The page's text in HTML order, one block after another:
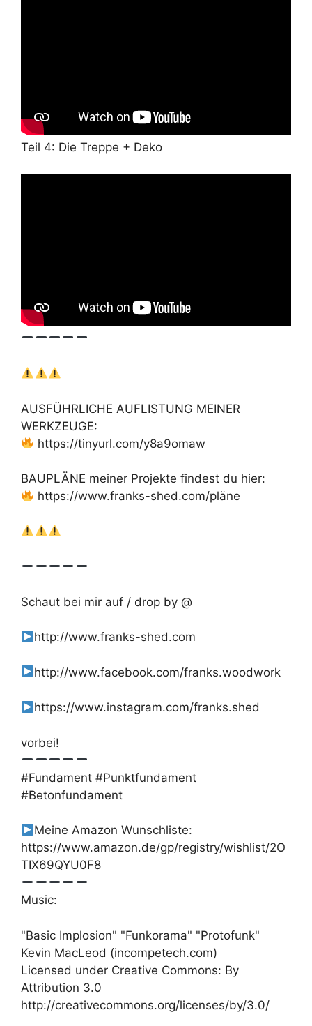
Teil 4: Die Treppe + Deko
AUSFÜHRLICHE AUFLISTUNG MEINER
WERKZEUGE:
https://tinyurl.com/y8a9omaw
BAUPLÄNE meiner Projekte findest du hier:
https://www.franks-shed.com/pläne
Schaut bei mir auf / drop by @
http://www.franks-shed.com
http://www.facebook.com/franks.woodwork
https://www.instagram.com/franks.shed
vorbei!
#Fundament #Punktfundament
#Betonfundament
Meine Amazon Wunschliste:
https://www.amazon.de/gp/registry/wishlist/2O
TIX69QYU0F8
Music:
"Basic Implosion" "Funkorama" "Protofunk"
Kevin MacLeod (incompetech.com)
Licensed under Creative Commons: By
Attribution 3.0
http://creativecommons.org/licenses/by/3.0/